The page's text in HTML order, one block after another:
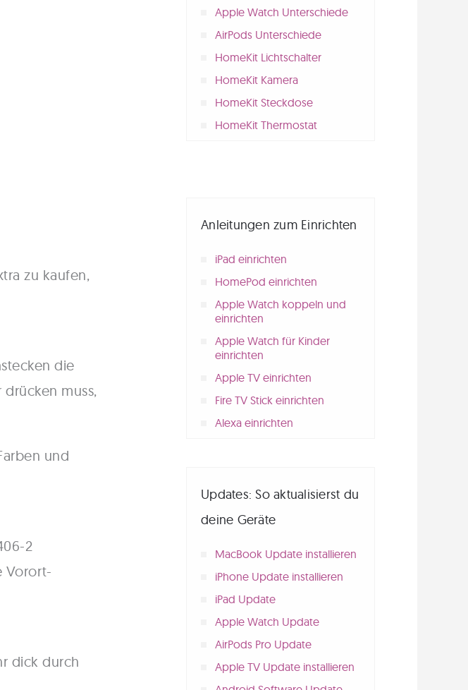
zu kaufen,
die
muss,
und
2
Vorort-
dick durch
Apple Watch Unterschiede
AirPods Unterschiede
HomeKit Lichtschalter
HomeKit Kamera
HomeKit Steckdose
HomeKit Thermostat
Anleitungen zum Einrichten
iPad einrichten
HomePod einrichten
Apple Watch koppeln und
einrichten
Apple Watch für Kinder
einrichten
Apple TV einrichten
Fire TV Stick einrichten
Alexa einrichten
Updates: So aktualisierst du
deine Geräte
MacBook Update installieren
iPhone Update installieren
iPad Update
Apple Watch Update
AirPods Pro Update
Apple TV Update installieren